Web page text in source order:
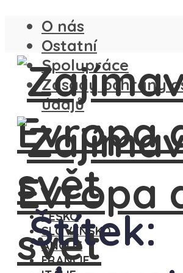
O nás
Ostatní
Spolupráce
Zásady ochrany
údajů
ČESKO
SLOVENSKO
ANGLIE
FRANCIE
Štítek: